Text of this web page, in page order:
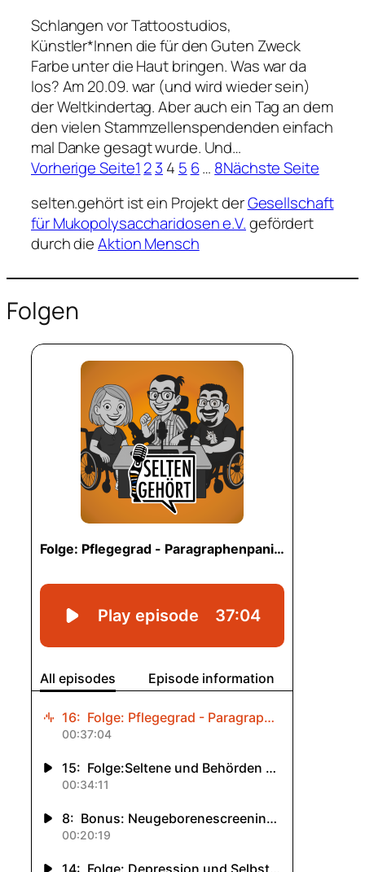
Schlangen vor Tattoostudios,
Künstler*Innen die für den Guten Zweck
Farbe unter die Haut bringen. Was war da
los? Am 20.09. war (und wird wieder sein)
der Weltkindertag. Aber auch ein Tag an dem
den vielen Stammzellenspendenden einfach
mal Danke gesagt wurde. Und…
Vorherige Seite1 23 4 5 6… 8Nächste Seite
selten.gehört ist ein Projekt derGesellschaft
für Mukopolysaccharidosen e.V.gefördert
durch dieAktion Mensch
Folgen